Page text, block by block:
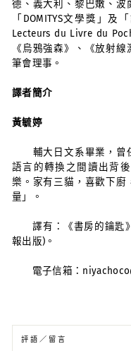
德、義大利、黎巴嫩、波
「DOMITYS文學獎」
Lecteurs du Livre du
《烏鴉強森》、《放射
筆會理事。
譯者簡介
黃毓婷
輔大日文系畢業，曾
語言的轉換之間讀出背
樂。家有三貓，喜歡下廚
量」。
譯有：《書房的鑰匙》
報出版)。
電子信箱：
評語／留言